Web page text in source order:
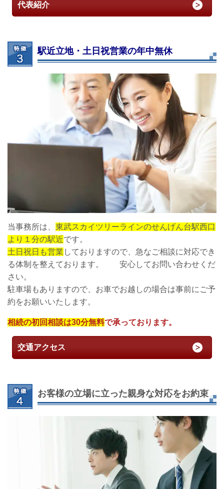
代表紹介
駅近立地・土日祝営業の年中無休
当事務所は、 東武スカイツリーラインのせんげん台駅西口
より１分の駅近です。
土日祝日も営業 しておりますので、急なご相談に対応でき
る体制を整えております。 安心してお問い合わせくだ
さい。
駐車場もありますので、お車でお越しの場合は事前にご予
約をお願いいたします。
相続の初回相談は30分無料で承っております。
交通アクセス
お客様の立場に立った親身な対応をお約束